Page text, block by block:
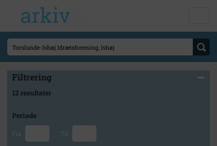
Filtrering
12 resultater
Periode
Fra Til